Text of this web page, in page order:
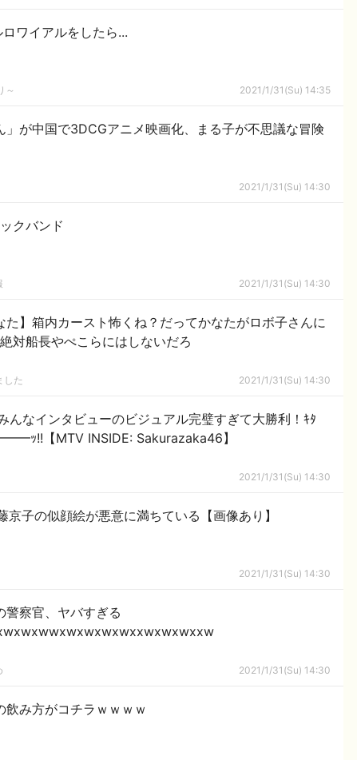
ワイアルをしたら...
～ 2021/1/31(Su) 14:35
」が中国で3DCGアニメ映画化、まる子が不思議な冒険
2021/1/31(Su) 14:30
クバンド
2021/1/31(Su) 14:30
】箱内カースト怖くね？だってかなたがロボ子さんに
対船長やぺこらにはしないだろ
した 2021/1/31(Su) 14:30
んなインタビューのビジュアル完璧すぎて大勝利！ｷﾀ
【MTV INSIDE: Sakurazaka46】
2021/1/31(Su) 14:30
京子の似顔絵が悪意に満ちている【画像あり】
2021/1/31(Su) 14:30
警察官、ヤバすぎる
2021/1/31(Su) 14:30
飲み方がコチラｗｗｗｗ